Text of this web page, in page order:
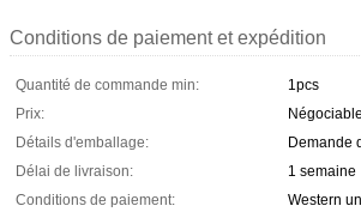
Conditions de paiement et expédition
Quantité de commande min:
1pcs
Prix:
Négociable
Détails d'emballage:
Demande
Délai de livraison:
1 semaine
Conditions de paiement:
Western